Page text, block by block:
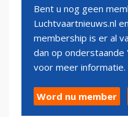
Bent u nog geen
Luchtvaartnieuws.nl
membership is er al
dan op
voor meer informatie.
Word nu member